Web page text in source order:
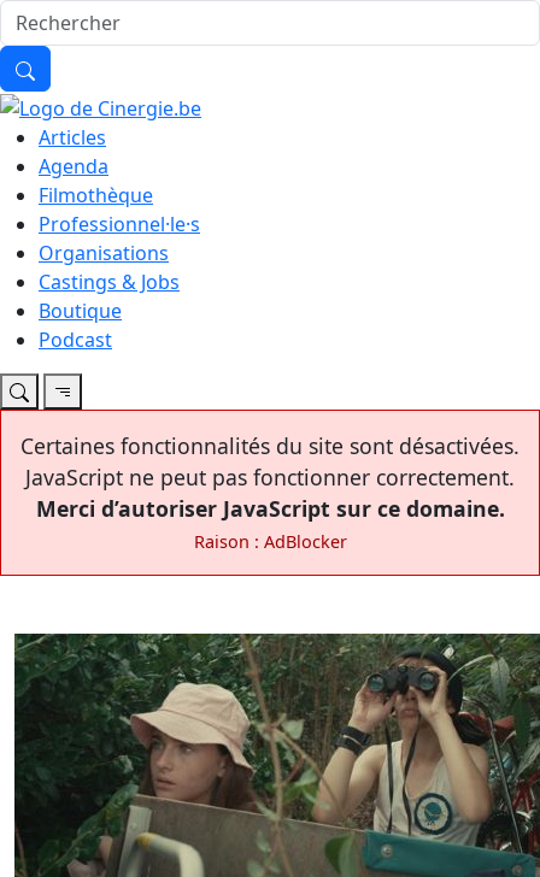
Articles
Agenda
Filmothèque
Professionnel·le·s
Organisations
Castings & Jobs
Boutique
Podcast
Certaines fonctionnalités du site sont désactivées.
JavaScript ne peut pas fonctionner correctement.
Merci d’autoriser JavaScript sur ce domaine.
Raison : AdBlocker